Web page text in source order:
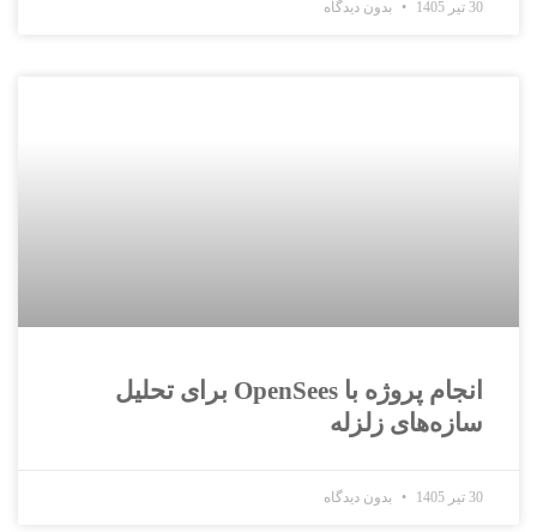
30 تیر 1405 بدون دیدگاه
انجام پروژه با OpenSees برای تحلیل
سازه‌های زلزله
30 تیر 1405 بدون دیدگاه